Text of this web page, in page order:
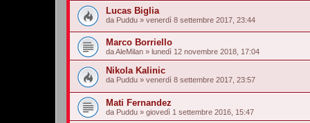
Lucas Biglia
da Puddu » venerdì 8 settembre 2017, 23:44
Marco Borriello
daAleMilan » lunedì 12 novembre 2018, 17:04
Nikola Kalinic
da Puddu » venerdì 8 settembre 2017, 23:57
Mati Fernandez
da Puddu » giovedì 1 settembre 2016, 15:47